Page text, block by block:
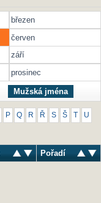
březen
červen
září
prosinec
Mužská jména
P Q R Ř S Š U
Pořadí